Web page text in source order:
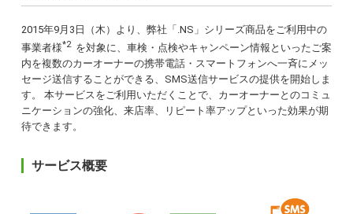
2015年9月3日（木）より、弊社「.NS」シリーズ商品をご利用中の
事業者様*2 を対象に、車検・点検やキャンペーン情報といったご案
内を複数のカーオーナーの携帯電話・スマートフォンへ一斉にメッ
セージ送信することができる、SMS送信サービスの提供を開始しま
す。 本サービスをご利用いただくことで、カーオーナーとのコミュ
ニケーションの強化、来店率、リピート率アップといった効果が期
待できます。
サービス概要